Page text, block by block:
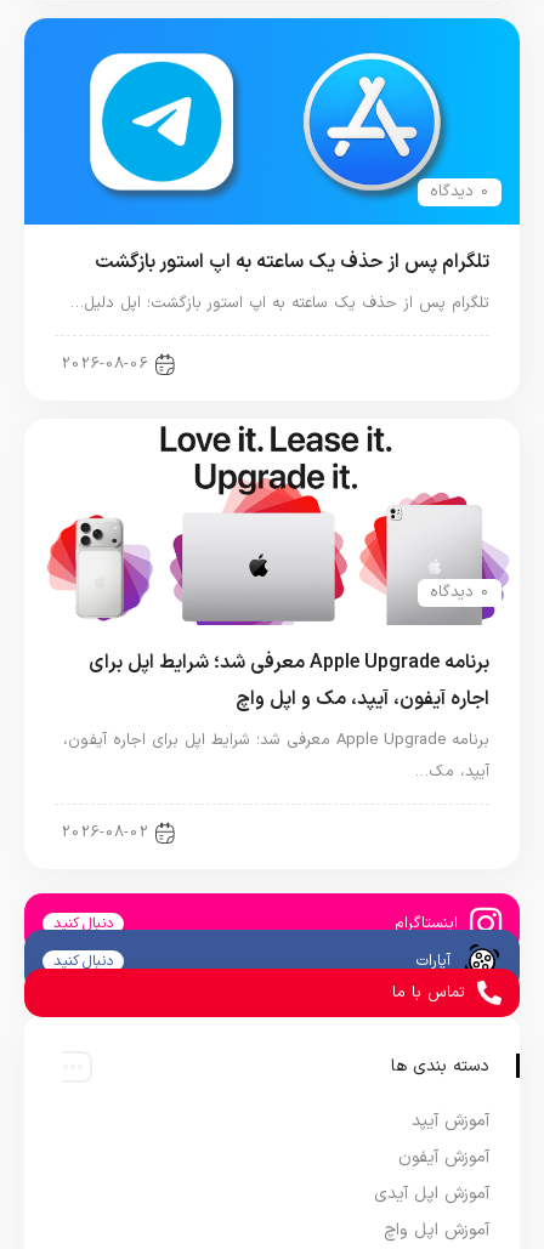
0 دیدگاه
تلگرام پس از حذف یک ساعته به اپ استور بازگشت
تلگرام پس از حذف یک ساعته به اپ استور بازگشت؛ اپل دلیل…
2026-08-06
0 دیدگاه
برنامه Apple Upgrade معرفی شد؛ شرایط اپل برای
اجاره آیفون، آیپد، مک و اپل واچ
برنامه Apple Upgrade معرفی شد؛ شرایط اپل برای اجاره آیفون،
آیپد، مک…
2026-08-02
اینستاگرام دنبال کنید
آپارات دنبال کنید
تماس با ما
دسته بندی ها
آموزش آیپد
آموزش آیفون
آموزش اپل آیدی
آموزش اپل واچ